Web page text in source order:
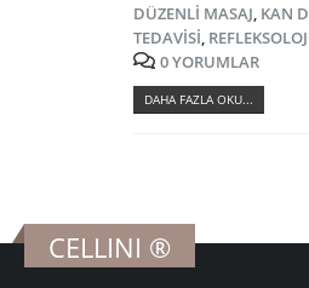
DÜZENLI MASAJ KAN
TEDAVISI
0 YORUMLAR
DAHA FAZLA OKU...
CELLINI ®